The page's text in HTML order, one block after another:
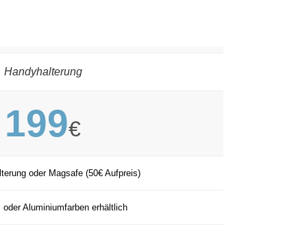
Handyhalterung
199€
oder Magsafe (50€ Aufpreis)
oder Aluminiumfarben erhältlich